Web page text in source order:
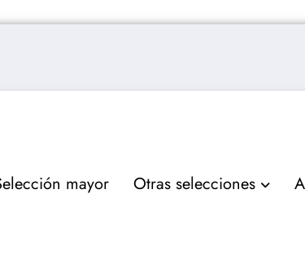
mayor Otras selecciones